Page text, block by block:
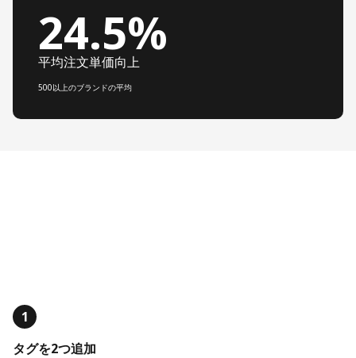
24.5%
平均注文単価向上
500以上のブランドの平均
1
タグを2つ追加